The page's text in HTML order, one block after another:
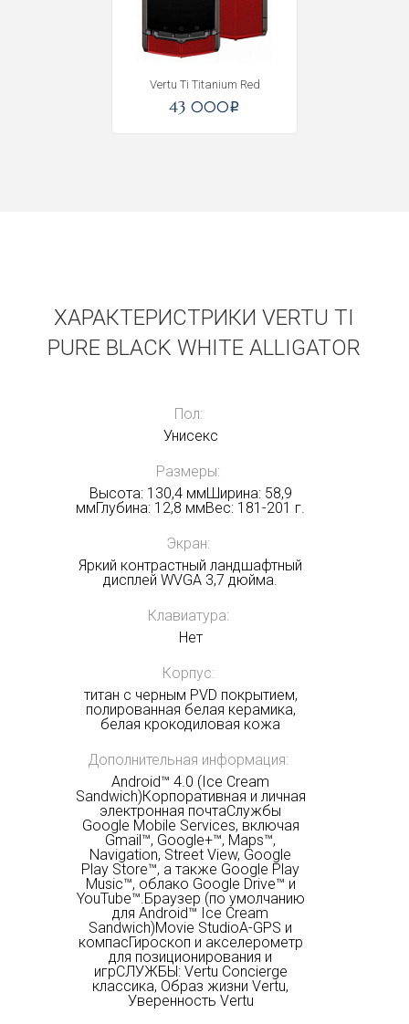
Vertu Ti Titanium Red
43 000i
ХАРАКТЕРИСТРИКИ VERTU TI
PURE BLACK WHITE ALLIGATOR
Пол:
Унисекс
Размеры:
Высота: 130,4 ммШирина: 58,9
ммГлубина: 12,8 ммВес: 181-201 г.
Экран:
Яркий контрастный ландшафтный
дисплей WVGA 3,7 дюйма.
Клавиатура:
Нет
Корпус:
титан с черным PVD покрытием,
полированная белая керамика,
белая крокодиловая кожа
Дополнительная информация:
Android™ 4.0 (Ice Cream
Sandwich)Корпоративная и личная
электронная почтаСлужбы
Google Mobile Services, включая
Gmail™, Google+™, Maps™,
Navigation, Street View, Google
Play Store™, а также Google Play
Music™, облако Google Drive™ и
YouTube™.Браузер (по умолчанию
для Android™ Ice Cream
Sandwich)Movie StudioA-GPS и
компасГироскоп и акселерометр
для позиционирования и
игрСЛУЖБЫ: Vertu Concierge
классика, Образ жизни Vertu,
Уверенность Vertu
Получать на почту